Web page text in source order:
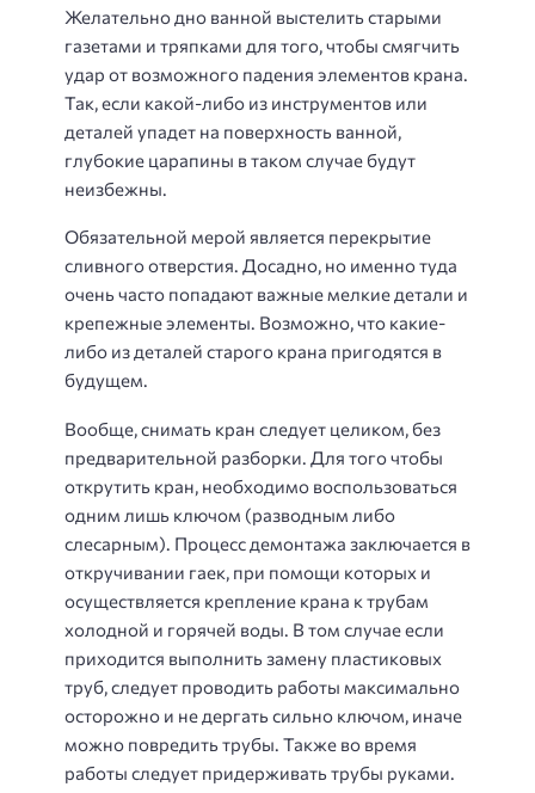
Желательно дно ванной выстелить старыми
газетами и тряпками для того, чтобы смягчить
удар от возможного падения элементов крана.
Так, если какой-либо из инструментов или
деталей упадет на поверхность ванной,
глубокие царапины в таком случае будут
неизбежны.
Обязательной мерой является перекрытие
сливного отверстия. Досадно, но именно туда
очень часто попадают важные мелкие детали и
крепежные элементы. Возможно, что какие-
либо из деталей старого крана пригодятся в
будущем.
Вообще, снимать кран следует целиком, без
предварительной разборки. Для того чтобы
открутить кран, необходимо воспользоваться
одним лишь ключом (разводным либо
слесарным). Процесс демонтажа заключается в
откручивании гаек, при помощи которых и
осуществляется крепление крана к трубам
холодной и горячей воды. В том случае если
приходится выполнить замену пластиковых
труб, следует проводить работы максимально
осторожно и не дергать сильно ключом, иначе
можно повредить трубы. Также во время
работы следует придерживать трубы руками.